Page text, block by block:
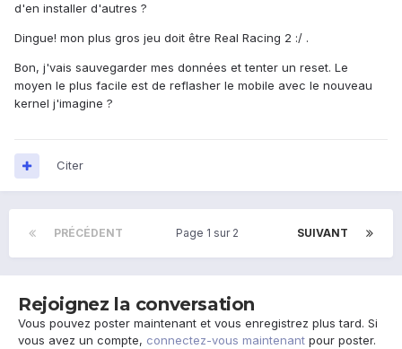
d'en installer d'autres ?
Dingue! mon plus gros jeu doit être Real Racing 2 :/ .
Bon, j'vais sauvegarder mes données et tenter un reset. Le
moyen le plus facile est de reflasher le mobile avec le nouveau
kernel j'imagine ?
Citer
PRÉCÉDENT SUIVANT
Page 1 sur 2
Rejoignez la conversation
Vous pouvez poster maintenant et vous enregistrez plus tard. Si
vous avez un compte, connectez-vous maintenant pour poster.